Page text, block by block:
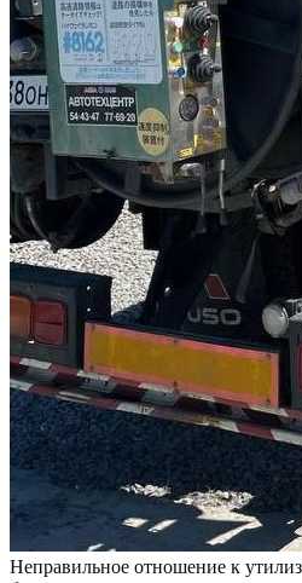
Неправильное отношение к